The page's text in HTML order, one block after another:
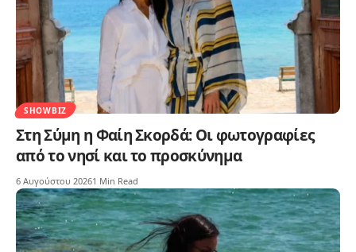
SHOWBIZ
Στη Σύμη η Φαίη Σκορδά: Οι φωτογραφίες
από το νησί και το προσκύνημα
6 Αυγούστου 20261 Min Read